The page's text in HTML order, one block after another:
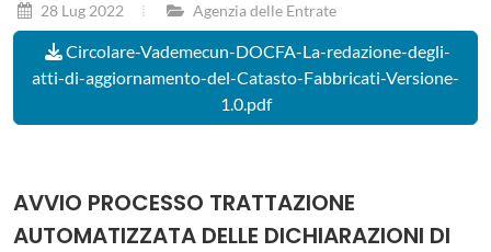
28 Lug 2022 Agenzia delle Entrate
Circolare-Vademecun-DOCFA-La-redazione-degli-
atti-di-aggiornamento-del-Catasto-Fabbricati-Versione-
1.0.pdf
AVVIO PROCESSO TRATTAZIONE
AUTOMATIZZATA DELLE DICHIARAZIONI DI